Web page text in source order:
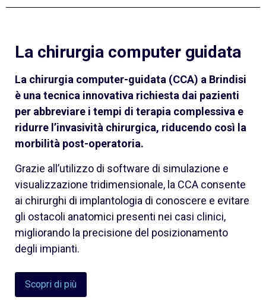
La chirurgia computer guidata
La chirurgia computer-guidata (CCA) a Brindisi
è una tecnica innovativa richiesta dai pazienti
per abbreviare i tempi di terapia complessiva e
ridurre l’invasività chirurgica, riducendo così la
morbilità post-operatoria.
Grazie all’utilizzo di software di simulazione e
visualizzazione tridimensionale, la CCA consente
ai chirurghi di implantologia di conoscere e evitare
gli ostacoli anatomici presenti nei casi clinici,
migliorando la precisione del posizionamento
degli impianti.
Scopri di più